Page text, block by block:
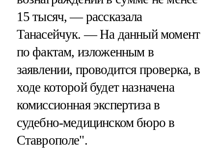
15 тысяч, — рассказала
Танасейчук. — На данный момент
по фактам, изложенным в
заявлении, проводится проверка, в
ходе которой будет назначена
комиссионная экспертиза в
судебно-медицинском бюро в
Ставрополе".